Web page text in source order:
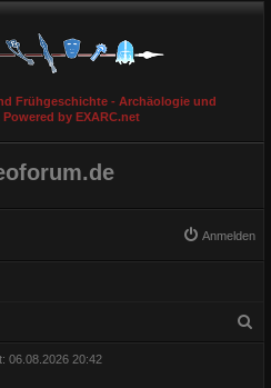
Frühgeschichte - Archäologie und
by EXARC.net
Anmelden
06.08.2026 20:42